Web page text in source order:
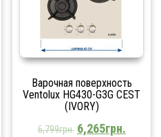
Варочная поверхность
Ventolux HG430-G3G CEST
(IVORY)
6,799грн. 6,265грн.